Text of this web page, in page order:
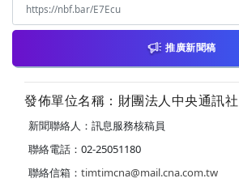
推廣新聞稿
發佈單位名稱：財團法人中央通訊社
新聞聯絡人：訊息服務核稿員
聯絡電話：02-25051180
聯絡信箱： timtimcna@mail.cna.com.tw